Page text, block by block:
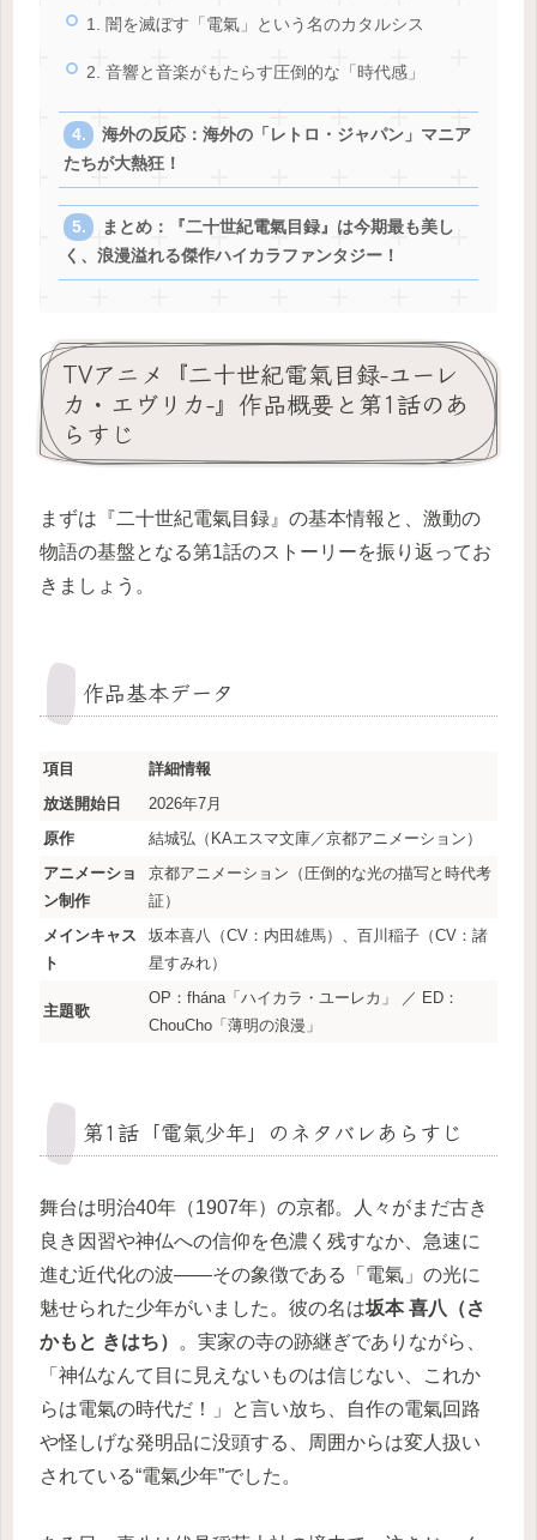
1. 闇を滅ぼす「電氣」という名のカタルシス
2. 音響と音楽がもたらす圧倒的な「時代感」
海外の反応：海外の「レトロ・ジャパン」マニア
たちが大熱狂！
まとめ：『二十世紀電氣目録』は今期最も美し
く、浪漫溢れる傑作ハイカラファンタジー！
TVアニメ『二十世紀電氣目録-ユーレ
カ・エヴリカ-』作品概要と第1話のあ
らすじ
まずは『二十世紀電氣目録』の基本情報と、激動の
物語の基盤となる第1話のストーリーを振り返ってお
きましょう。
作品基本データ
項目
詳細情報
放送開始日
2026年7月
原作
結城弘（KAエスマ文庫／京都アニメーション）
アニメーショ
ン制作
京都アニメーション（圧倒的な光の描写と時代考
証）
メインキャス
ト
坂本喜八（CV：内田雄馬）、百川稲子（CV：諸
星すみれ）
主題歌
OP：fhána「ハイカラ・ユーレカ」 ／ ED：
ChouCho「薄明の浪漫」
第1話「電氣少年」のネタバレあらすじ
舞台は明治40年（1907年）の京都。人々がまだ古き
良き因習や神仏への信仰を色濃く残すなか、急速に
進む近代化の波――その象徴である「電氣」の光に
魅せられた少年がいました。彼の名は坂本 喜八（さ
かもと きはち）
。実家の寺の跡継ぎでありながら、
「神仏なんて目に見えないものは信じない、これか
らは電氣の時代だ！」と言い放ち、自作の電氣回路
や怪しげな発明品に没頭する、周囲からは変人扱い
されている“電氣少年”でした。